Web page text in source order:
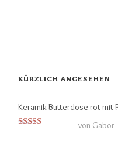
KÜRZLICH ANGESEHEN
Keramik Butterdose rot mit
von Gabor